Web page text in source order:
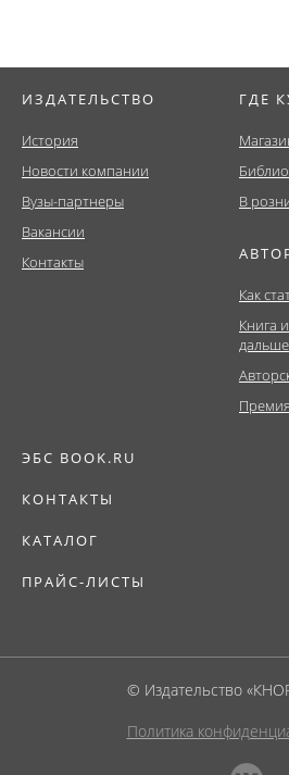
ИЗДАТЕЛЬСТВО
История
Новости компании
Вузы-партнеры
Вакансии
Контакты
ГДЕ
В
Как
Книга
ЭБС BOOK.RU
КОНТАКТЫ
КАТАЛОГ
ПРАЙС-ЛИСТЫ
© Издательство
Политика